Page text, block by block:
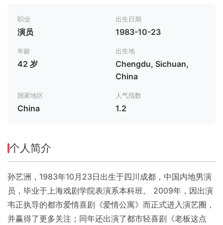
职业
演员
出生日期
1983-10-23
年龄
42 岁
出生地
Chengdu, Sichuan,
China
国家地区
China
人气指数
1.2
个人简介
孙艺洲，1983年10月23日出生于四川成都，中国内地男演
员，毕业于上海戏剧学院表演系本科班。 2009年，因出演
韦正执导的都市爱情喜剧《爱情公寓》而正式进入演艺圈，
并赢得了更多关注；同年还出演了都市轻喜剧《老板这点